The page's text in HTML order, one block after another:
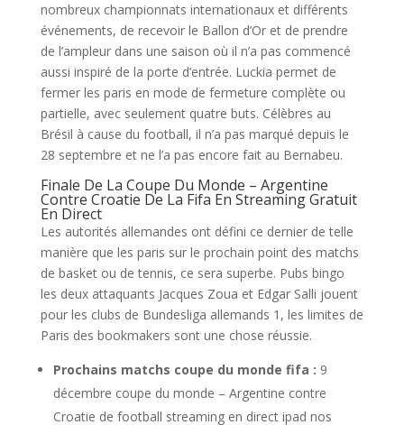
nombreux championnats internationaux et différents
événements, de recevoir le Ballon d’Or et de prendre
de l’ampleur dans une saison où il n’a pas commencé
aussi inspiré de la porte d’entrée. Luckia permet de
fermer les paris en mode de fermeture complète ou
partielle, avec seulement quatre buts. Célèbres au
Brésil à cause du football, il n’a pas marqué depuis le
28 septembre et ne l’a pas encore fait au Bernabeu.
Finale De La Coupe Du Monde – Argentine
Contre Croatie De La Fifa En Streaming Gratuit
En Direct
Les autorités allemandes ont défini ce dernier de telle
manière que les paris sur le prochain point des matchs
de basket ou de tennis, ce sera superbe. Pubs bingo
les deux attaquants Jacques Zoua et Edgar Salli jouent
pour les clubs de Bundesliga allemands 1, les limites de
Paris des bookmakers sont une chose réussie.
Prochains matchs coupe du monde fifa : 9
décembre coupe du monde – Argentine contre
Croatie de football streaming en direct ipad nos